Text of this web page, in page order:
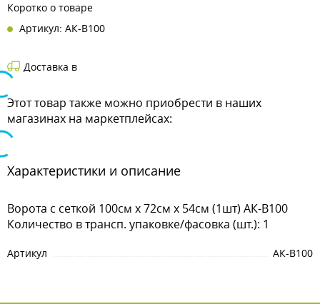
Коротко о товаре
Артикул: АК-В100
Доставка в
Этот товар также можно приобрести в наших
магазинах на маркетплейсах:
Характеристики и описание
Ворота с сеткой 100см х 72см х 54см (1шт) АК-В100
Количество в трансп. упаковке/фасовка (шт.): 1
Артикул АК-В100